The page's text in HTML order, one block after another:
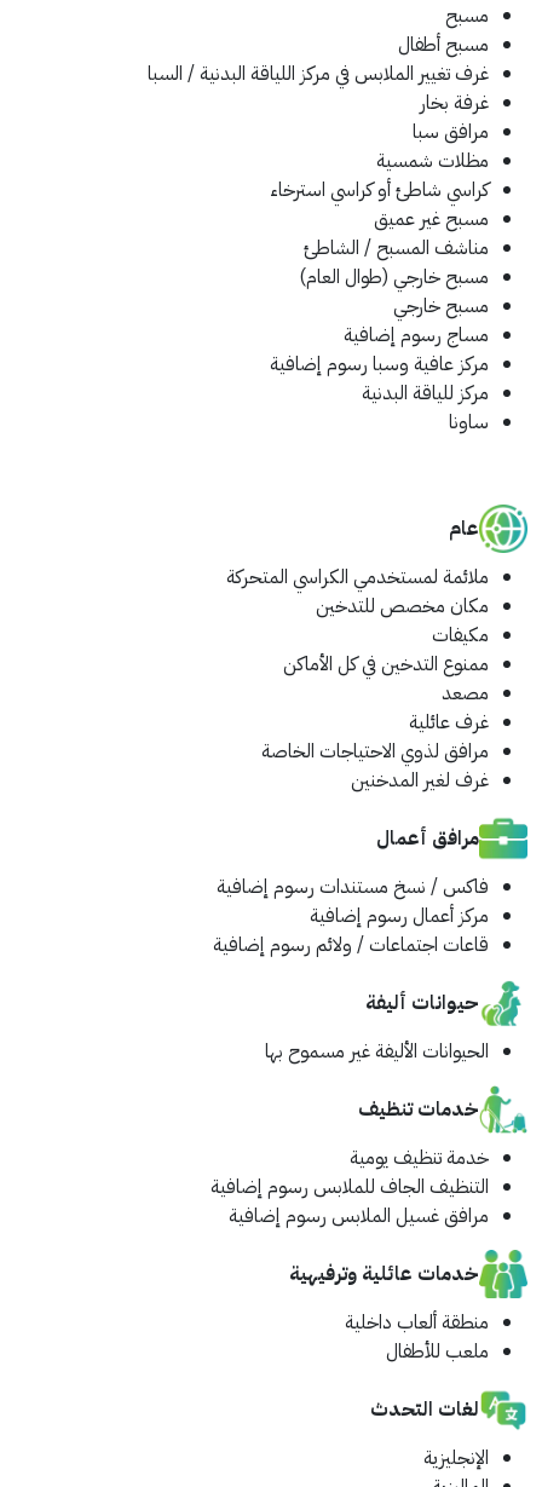
مسبح
مسبح أطفال
غرف تغيير الملابس في مركز اللياقة البدنية / السبا
غرفة بخار
مرافق سبا
مظلات شمسية
كراسي شاطئ أو كراسي استرخاء
مسبح غير عميق
مناشف المسبح / الشاطئ
مسبح خارجي (طوال العام)
مسبح خارجي
مساج رسوم إضافية
مركز عافية وسبا رسوم إضافية
مركز للياقة البدنية
ساونا
عام
ملائمة لمستخدمي الكراسي المتحركة
مكان مخصص للتدخين
مكيفات
ممنوع التدخين في كل الأماكن
مصعد
غرف عائلية
مرافق لذوي الاحتياجات الخاصة
غرف لغير المدخنين
مرافق أعمال
فاكس / نسخ مستندات رسوم إضافية
مركز أعمال رسوم إضافية
قاعات اجتماعات / ولائم رسوم إضافية
حيوانات أليفة
الحيوانات الأليفة غير مسموح بها
خدمات تنظيف
خدمة تنظيف يومية
التنظيف الجاف للملابس رسوم إضافية
مرافق غسيل الملابس رسوم إضافية
خدمات عائلية وترفيهية
منطقة ألعاب داخلية
ملعب للأطفال
لغات التحدث
الإنجليزية